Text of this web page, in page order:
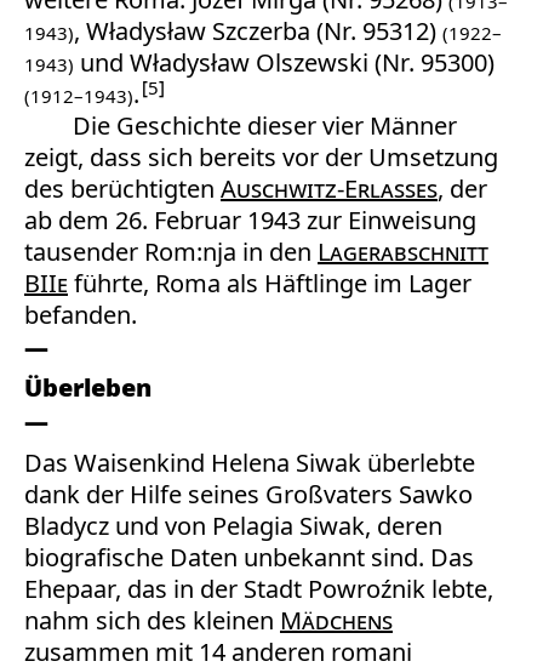
1943), Władysław Szczerba (Nr. 95312) (1922–
1943) und Władysław Olszewski (Nr. 95300)
(1912–1943). 5
Die Geschichte dieser vier Männer
zeigt, dass sich bereits vor der Umsetzung
des berüchtigten Auschwitz-Erlasses, der
ab dem 26. Februar 1943 zur Einweisung
tausender Rom:nja in den Lagerabschnitt
BIIe führte, Roma als Häftlinge im Lager
befanden.
Überleben
Das Waisenkind Helena Siwak überlebte
dank der Hilfe seines Großvaters Sawko
Bladycz und von Pelagia Siwak, deren
biografische Daten unbekannt sind. Das
Ehepaar, das in der Stadt Powroźnik lebte,
nahm sich des kleinen Mädchens
zusammen mit 14 anderen romani